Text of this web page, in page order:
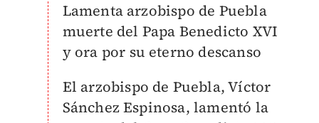
Lamenta arzobispo de Puebla
muerte del Papa Benedicto XVI
y ora por su eterno descanso
El arzobispo de Puebla, Víctor
Sánchez Espinosa, lamentó la